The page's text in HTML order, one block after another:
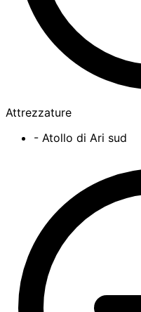
Attrezzature
- Atollo di Ari sud